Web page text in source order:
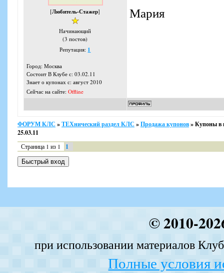
[Любитель-Стажер]
Начинающий
(3 постов)
Репутация: 1
Город: Москва
Состоит В Клубе с: 03.02.11
Знает о купонах с: август 2010
Сейчас на сайте: Offline
Мария
ФОРУМ КЛС »ТЕХнический раздел КЛС »Продажа купонов»Купоны в
25.03.11
Страница 1 из 1 1
© 2010-
при использовании материалов
Полные условия